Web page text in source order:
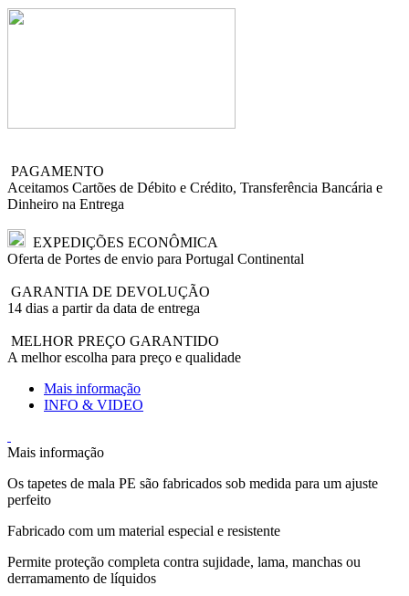
PAGAMENTO
Aceitamos Cartões de Débito e Crédito, Transferência Bancária e
Dinheiro na Entrega
EXPEDIÇÕES ECONÔMICA
Oferta de Portes de envio para Portugal Continental
GARANTIA DE DEVOLUÇÃO
14 dias a partir da data de entrega
MELHOR PREÇO GARANTIDO
A melhor escolha para preço e qualidade
Mais informação
INFO & VIDEO
Mais informação
Os tapetes de mala PE são fabricados sob medida para um ajuste
perfeito
Fabricado com um material especial e resistente
Permite proteção completa contra sujidade, lama, manchas ou
derramamento de líquidos